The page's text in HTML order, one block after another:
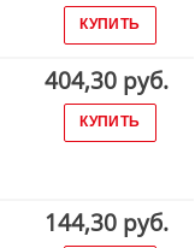
КУПИТЬ
404,30 руб.
КУПИТЬ
144,30 руб.